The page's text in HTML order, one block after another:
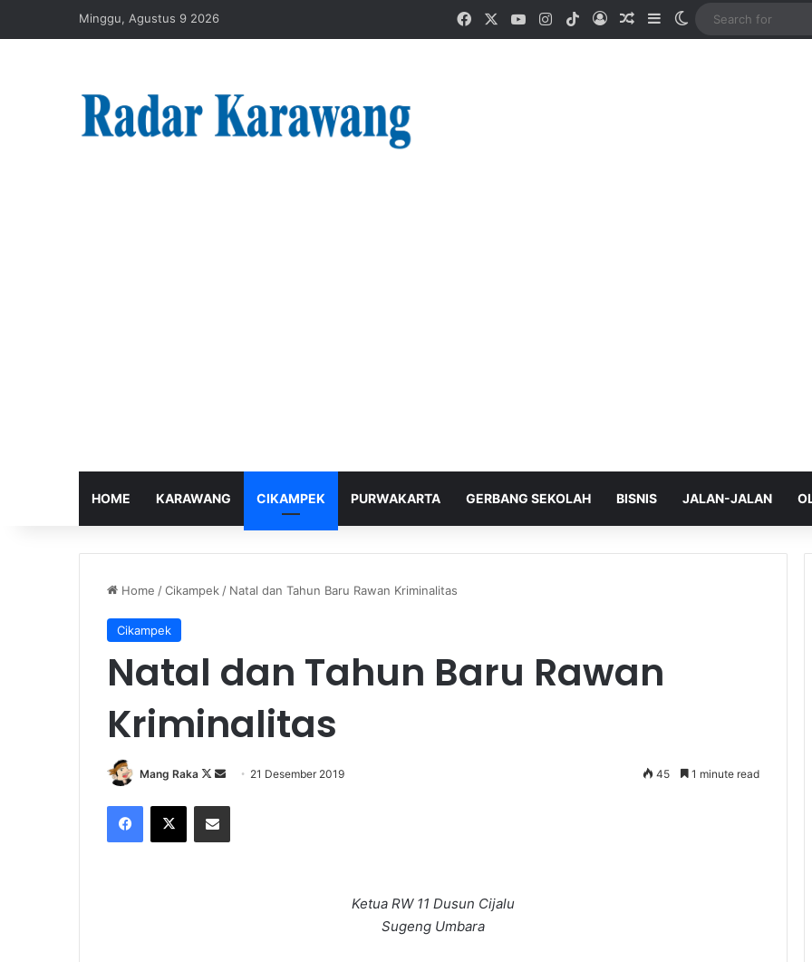
Minggu, Agustus 9 2026 FacebookYouTubeInstagram
TikTokLog InRandom Article
SidebarSwitch skin
HOME KARAWANG CIKAMPEK PURWAKARTA GERBANG SEKOLAH BISNIS JALAN-JALAN
Home /Cikampek / Natal dan Tahun Baru Rawan Kriminalitas
Cikampek
Natal dan Tahun Baru Rawan
Kriminalitas
Mang Raka
Follow
X
Send 21 Desember 2019 45 1 minute read
Facebook
X Share via Email
Ketua RW 11 Dusun Cijalu
Sugeng Umbara